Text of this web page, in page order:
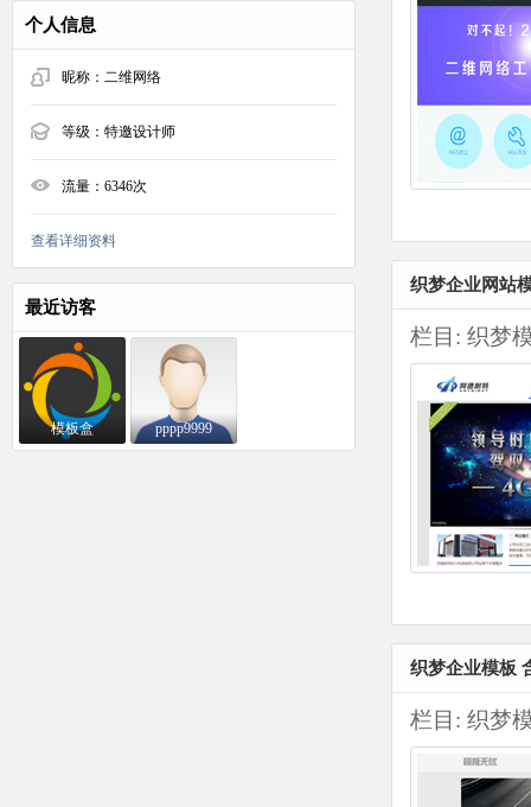
个人信息
昵称： 二维网络
等级： 特邀设计师
流量： 6346次
查看详细资料
最近访客
模板盒 pppp9999
织梦企业网站
栏目: 织梦
织梦企业模板
栏目: 织梦